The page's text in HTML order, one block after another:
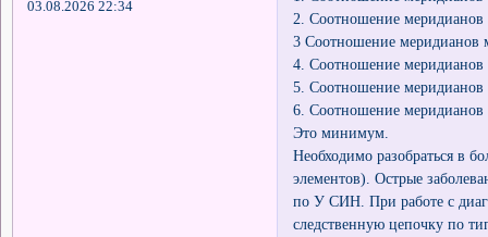
03.08.2026 22:34
2. Соотношение
3 Соотношение
4. Соотношение
5. Соотношение
6. Соотношение
Это минимум.
Необходимо разобраться в
элементов). Острые
по У СИН. При работе с
следственную цепочку по